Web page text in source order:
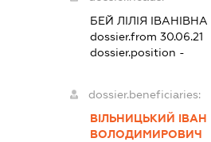
БЕЙ ЛІЛІЯ ІВАНІВНА
dossier.from 30.06.21
dossier.position -
dossier.beneficiaries:
ВІЛЬНИЦЬКИЙ ІВАН
ВОЛОДИМИРОВИЧ